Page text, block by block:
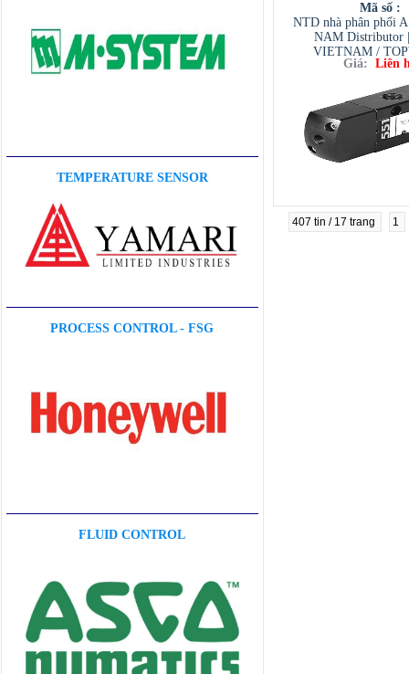
TEMPERATURE SENSOR
PROCESS CONTROL - FSG
FLUID CONTROL
Mã số :
NTD nhà phân phối
NAM Distributor
VIETNAM /
VIETNAM /Giá: Liên
407 tin / 17 trang 1